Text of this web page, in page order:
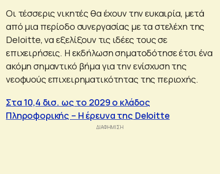
Οι τέσσερις νικητές θα έχουν την ευκαιρία, μετά
από μια περίοδο συνεργασίας με τα στελέχη της
Deloitte, να εξελίξουν τις ιδέες τους σε
επιχειρήσεις. Η εκδήλωση σηματοδότησε έτσι ένα
ακόμη σημαντικό βήμα για την ενίσχυση της
νεοφυούς επιχειρηματικότητας της περιοχής.
Στα 10,4 δισ. ως το 2029 ο κλάδος
Πληροφορικής – Η έρευνα της Deloitte